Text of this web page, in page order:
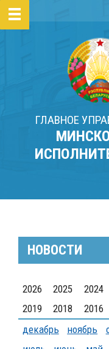
ГЛАВНОЕ
НОВОСТИ
2026 2025 2024
2019
2018 2016
декабрь
ноябрь